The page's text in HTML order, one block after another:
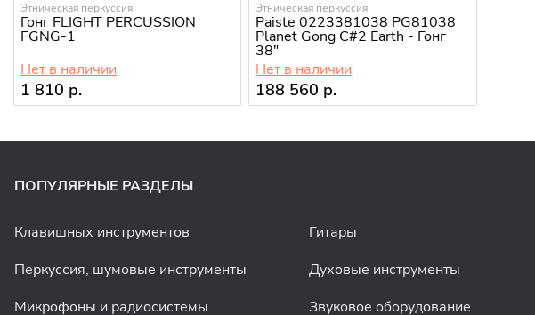
Этническая перкуссия
Гонг FLIGHT PERCUSSION
FGNG-1
Нет в наличии
1 810 р.
Этническая перкуссия
Paiste 0223381038 PG81038
Planet Gong C#2 Earth - Гонг
38"
Нет в наличии
188 560 р.
ПОПУЛЯРНЫЕ РАЗДЕЛЫ
Клавишных инструментов Гитары
Перкуссия, шумовые инструменты
Духовые инструменты
Микрофоны и радиосистемы
Звуковое оборудование